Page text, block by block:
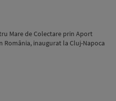
Mare de Colectare prin Aport
România, inaugurat la Cluj-Napoca